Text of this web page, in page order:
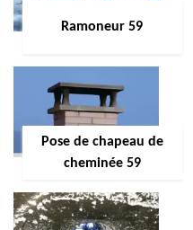
Ramoneur 59
Pose de chapeau de
cheminée 59